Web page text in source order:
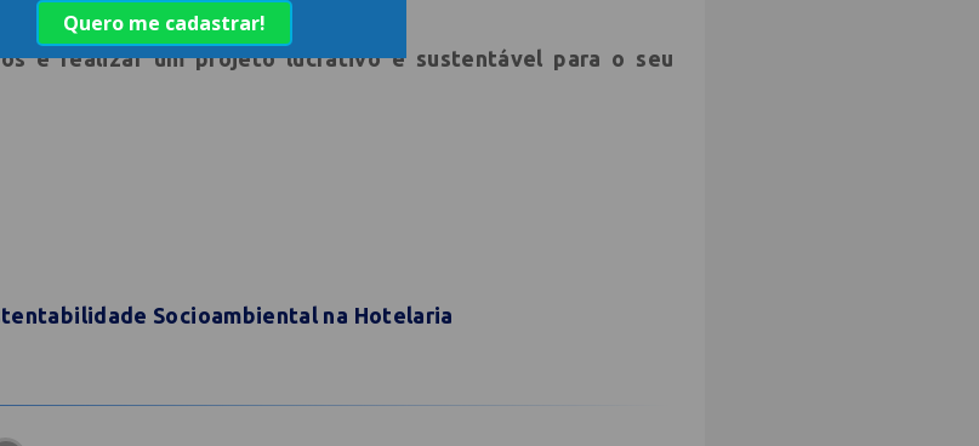
turísticos e hoteleiros.
e realizar um projeto lucrativo e sustentável para o seu
Socioambiental na Hotelaria